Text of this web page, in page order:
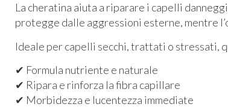
La cheratina aiuta a riparare i capelli
protegge dalle aggressioni esterne, mentre
Ideale per capelli secchi, trattati o stressati,
✔ Formula nutriente e naturale
✔ Ripara e rinforza la fibra capillare
✔ Morbidezza e lucentezza immediate